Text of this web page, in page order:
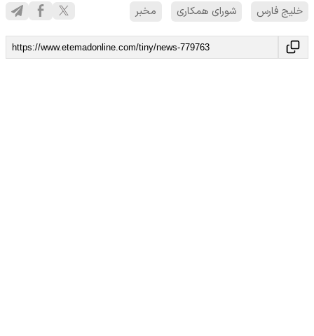
خلیج فارس شورای همکاری مخبر